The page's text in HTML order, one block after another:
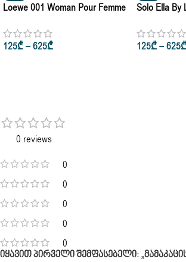
Loewe 001 Woman Pour Femme
10ml • 100ml
125₾–625₾
Solo Ella By
10ml • 100ml
125₾–625₾
0 reviews
0
0
0
0
0
Იყავით Პირველი Შემფასებელი: